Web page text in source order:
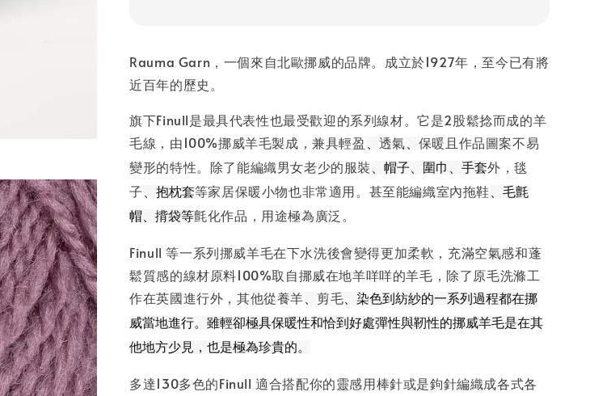
Rauma Garn，一個來自北歐挪威的品牌。成立於1927年，至今已有將
近百年的歷史。
旗下Finull是最具代表性也最受歡迎的系列線材。它是2股鬆捻而成的羊
毛線，由100%挪威羊毛製成，兼具輕盈
透氣
保暖且作品圖案不易
變形的特性。除了能編織男女老少的服裝
、帽子、圍巾、手套外，毯
子
、抱枕套等家居保暖小物也非常適用。甚至能編織室內拖鞋
、毛氈
帽、揹袋等氈化作品，用途極為廣泛。
Finull 等一系列挪威羊毛在下水洗後會變得更加柔軟，充滿空氣感和蓬
鬆質感的線材原料100%取自挪威在地羊咩咩的羊毛，除了原毛洗滌工
作在英國進行外，其他從養羊
剪毛 、染色到紡紗的一系列過程都在挪
威當地進行。雖輕卻極具保暖性和恰到好處彈性與靭性的挪威羊毛是在其
他地方少見，也是極為珍貴的。
多達130多色的Finull 適合搭配你的靈感用棒針或是鉤針編織成各式各